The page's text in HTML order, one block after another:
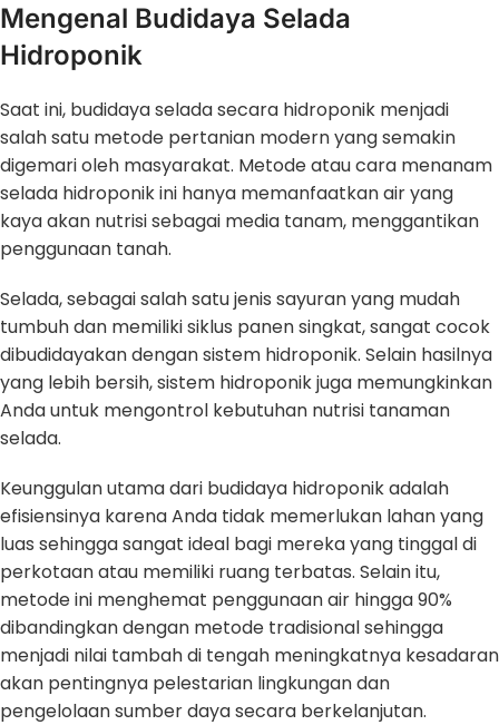
Mengenal Budidaya Selada
Hidroponik
Saat ini, budidaya selada secara hidroponik menjadi
salah satu metode pertanian modern yang semakin
digemari oleh masyarakat. Metode atau cara menanam
selada hidroponik ini hanya memanfaatkan air yang
kaya akan nutrisi sebagai media tanam, menggantikan
penggunaan tanah.
Selada, sebagai salah satu jenis sayuran yang mudah
tumbuh dan memiliki siklus panen singkat, sangat cocok
dibudidayakan dengan sistem hidroponik. Selain hasilnya
yang lebih bersih, sistem hidroponik juga memungkinkan
Anda untuk mengontrol kebutuhan nutrisi tanaman
selada.
Keunggulan utama dari budidaya hidroponik adalah
efisiensinya karena Anda tidak memerlukan lahan yang
luas sehingga sangat ideal bagi mereka yang tinggal di
perkotaan atau memiliki ruang terbatas. Selain itu,
metode ini menghemat penggunaan air hingga 90%
dibandingkan dengan metode tradisional sehingga
menjadi nilai tambah di tengah meningkatnya kesadaran
akan pentingnya pelestarian lingkungan dan
pengelolaan sumber daya secara berkelanjutan.